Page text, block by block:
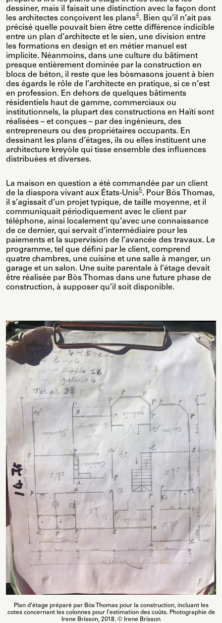
dessiner, mais il faisait une distinction avec la façon dont
les architectes conçoivent les plans4. Bien qu’il n’ait pas
précisé quelle pouvait bien être cette différence indicible
entre un plan d’architecte et le sien, une division entre
les formations en design et en métier manuel est
implicite. Néanmoins, dans une culture du bâtiment
presque entièrement dominée par la construction en
blocs de béton, il reste que les bòsmasons jouent à bien
des égards le rôle de l’architecte en pratique, si ce n’est
en profession. En dehors de quelques bâtiments
résidentiels haut de gamme, commerciaux ou
institutionnels, la plupart des constructions en Haïti sont
réalisées – et conçues – par des ingénieurs, des
entrepreneurs ou des propriétaires occupants. En
dessinant les plans d’étages, ils ou elles instituent une
architecture kreyòle qui tisse ensemble des influences
distribuées et diverses.
La maison en question a été commandée par un client
de la diaspora vivant aux États-Unis5. Pour Bòs Thomas,
il s’agissait d’un projet typique, de taille moyenne, et il
communiquait périodiquement avec le client par
téléphone, ainsi localement qu’avec une connaissance
de ce dernier, qui servait d’intermédiaire pour les
paiements et la supervision de l’avancée des travaux. Le
programme, tel que défini par le client, comprend
quatre chambres, une cuisine et une salle à manger, un
garage et un salon. Une suite parentale à l’étage devait
être réalisée par Bòs Thomas dans une future phase de
construction, à supposer qu’il soit disponible.
Plan d’étage préparé par Bòs Thomas pour la construction, incluant les
cotes concernant les colonnes pour l’estimation des coûts. Photographie de
Irene Brisson, 2018. © Irene Brisson